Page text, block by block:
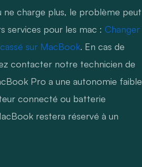
ne charge plus, le problème peut
services pour les mac : Changer
sur MacBook. En cas de
contacter notre technicien de
Pro a une autonomie faible
connecté ou batterie
restera réservé à un